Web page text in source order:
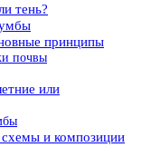
тень?
принципы
почвы
или
схемы и композиции